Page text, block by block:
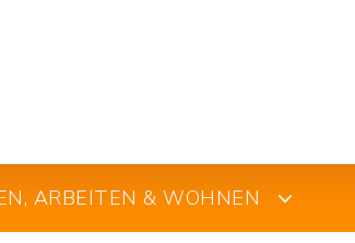
ARBEITEN & WOHNEN